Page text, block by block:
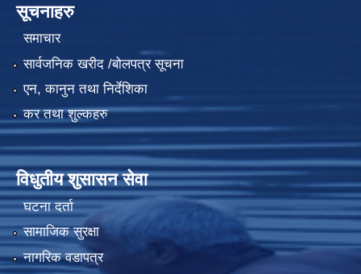
सूचनाहरु
समाचार
सार्वजनिक खरीद /बोलपत्र सूचना
एन, कानुन तथा निर्देशिका
कर तथा शुल्कहरु
विधुतीय शुसासन सेवा
घटना दर्ता
सामाजिक सुरक्षा
नागरिक वडापत्र